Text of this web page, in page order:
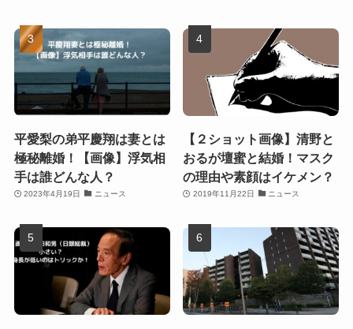
平愛梨の弟平慶翔は妻とは
極秘離婚！【画像】浮気相
手は誰どんな人？
2023年4月19日 ニュース
【２ショット画像】清野と
おるが壇蜜と結婚！マスク
の理由や素顔はイケメン？
2019年11月22日 ニュース